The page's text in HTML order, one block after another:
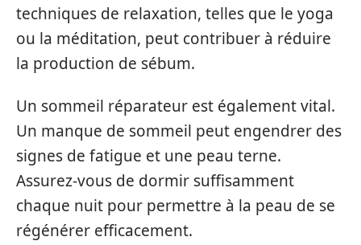
techniques de relaxation, telles que le yoga
ou la méditation, peut contribuer à réduire
la production de sébum.
Un sommeil réparateur est également vital.
Un manque de sommeil peut engendrer des
signes de fatigue et une peau terne.
Assurez-vous de dormir suffisamment
chaque nuit pour permettre à la peau de se
régénérer efficacement.